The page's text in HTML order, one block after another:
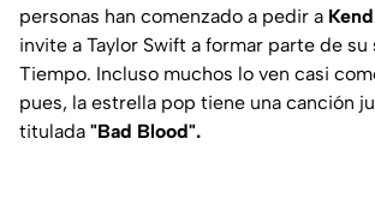
personas han comenzado a pedir a
invite a Taylor Swift a formar parte de
Tiempo. Incluso muchos lo ven casi
pues, la estrella pop tiene una canción
titulada "Bad Blood".